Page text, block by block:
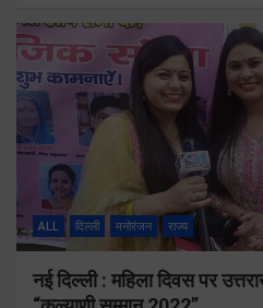
ALL दिल्ली मनोरंजन राज्य
नई दिल्ली : महिला दिवस पर